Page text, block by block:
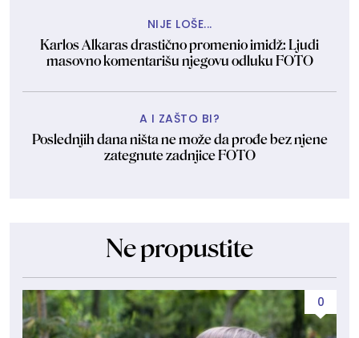
NIJE LOŠE...
Karlos Alkaras drastično promenio imidž: Ljudi
masovno komentarišu njegovu odluku FOTO
A I ZAŠTO BI?
Poslednjih dana ništa ne može da prođe bez njene
zategnute zadnjice FOTO
Ne propustite
0